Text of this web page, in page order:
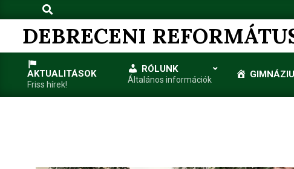
to
Search
DEBRECENI
AKTUALITÁSOK
Friss hírek!
RÓLUNK
Általános információk